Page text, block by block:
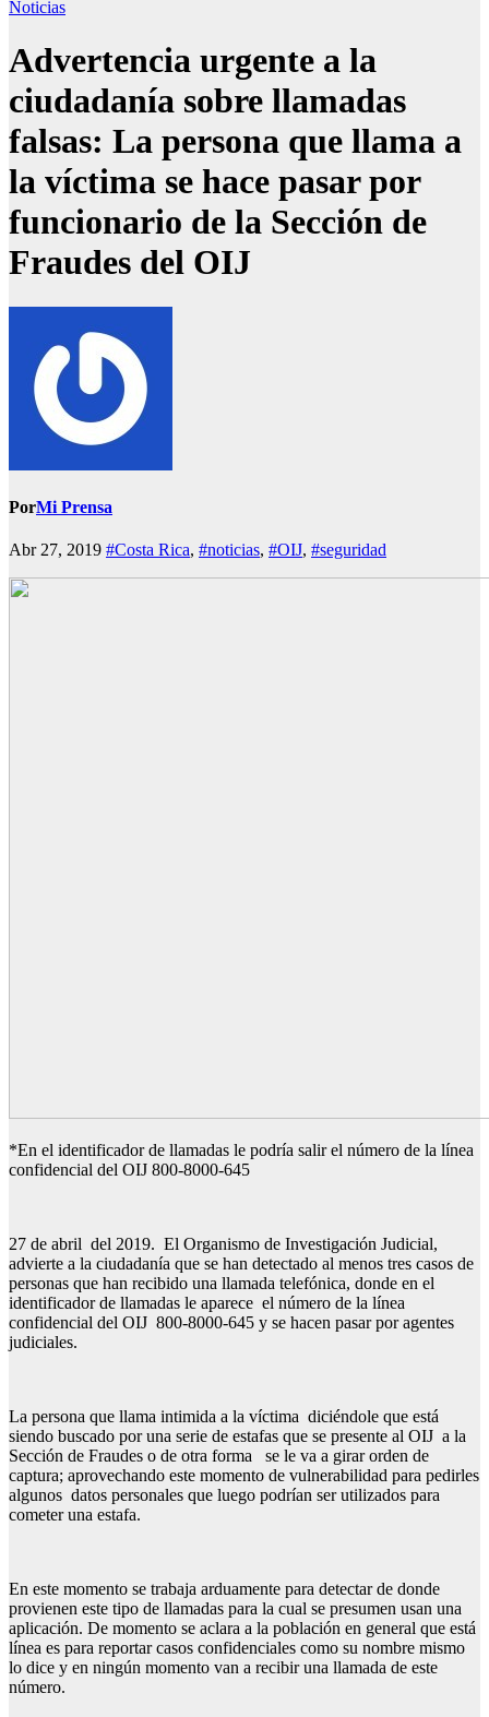
Noticias
Advertencia urgente a la
ciudadanía sobre llamadas
falsas: La persona que llama a
la víctima se hace pasar por
funcionario de la Sección de
Fraudes del OIJ
PorMi Prensa
Abr 27, 2019 #Costa Rica, #noticias, #OIJ, #seguridad
*En el identificador de llamadas le podría salir el número de la línea
confidencial del OIJ 800-8000-645
27 de abril del 2019. El Organismo de Investigación Judicial,
advierte a la ciudadanía que se han detectado al menos tres casos de
personas que han recibido una llamada telefónica, donde en el
identificador de llamadas le aparece el número de la línea
confidencial del OIJ 800-8000-645 y se hacen pasar por agentes
judiciales.
La persona que llama intimida a la víctima diciéndole que está
siendo buscado por una serie de estafas que se presente al OIJ a la
Sección de Fraudes o de otra forma se le va a girar orden de
captura; aprovechando este momento de vulnerabilidad para pedirles
algunos datos personales que luego podrían ser utilizados para
cometer una estafa.
En este momento se trabaja arduamente para detectar de donde
provienen este tipo de llamadas para la cual se presumen usan una
aplicación. De momento se aclara a la población en general que está
línea es para reportar casos confidenciales como su nombre mismo
lo dice y en ningún momento van a recibir una llamada de este
número.